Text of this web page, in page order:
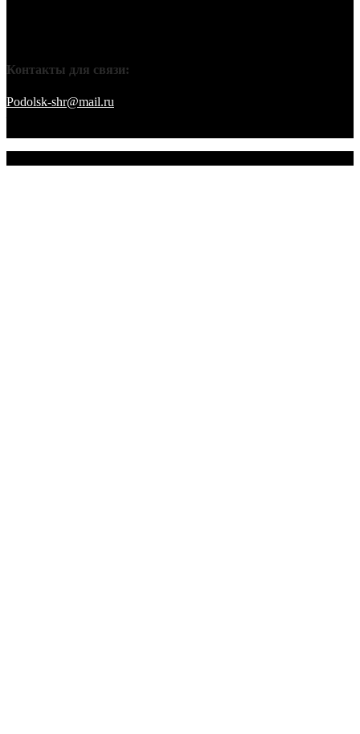
Контакты для связи:
Podolsk-shr@mail.ru